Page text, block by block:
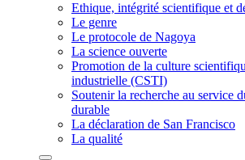
Ethique, intégrité scientifique et
Le genre
Le protocole de Nagoya
La science ouverte
Promotion de la culture
industrielle (CSTI)
Soutenir la recherche au service
durable
La déclaration de San Francisco
La qualité